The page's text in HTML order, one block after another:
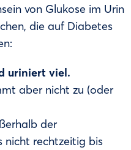
von Glukose im Urin
die auf Diabetes
uriniert viel.
aber nicht zu (oder
der
nicht rechtzeitig bis